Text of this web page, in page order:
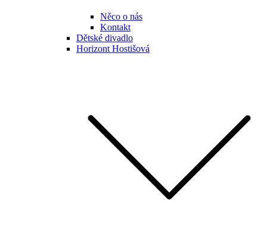
Něco o nás
Kontakt
Dětské divadlo
Horizont Hostišová